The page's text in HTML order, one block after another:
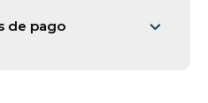
de pago